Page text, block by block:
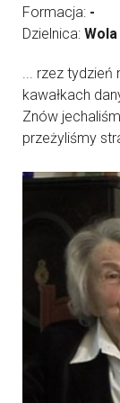
Formacja: -
Dzielnica: Wola
... rzez tydzień
kawałkach
Znów
przeżyliśmy